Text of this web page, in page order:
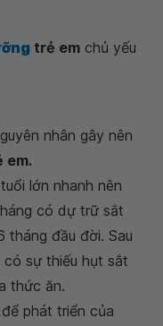
trẻ em chủ yếu
nhân gây nên
em.
lớn nhanh nên
có dự trữ sắt
đầu đời. Sau
sự thiếu hụt sắt
thức ăn.
phát triển của